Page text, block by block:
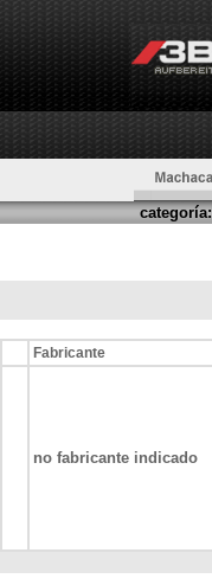
categoría:
Fabricante
no fabricante indicado